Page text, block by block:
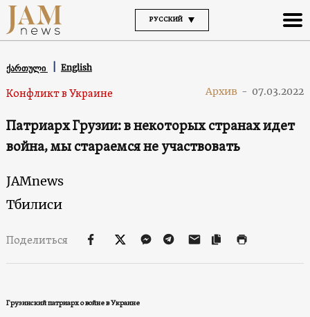
РУССКИЙ
ქართული English
Конфликт в Украине Архив - 07.03.2022
Патриарх Грузии: в некоторых странах идет
война, мы стараемся не участвовать
JAMnews
Тбилиси
Поделиться
Грузинский патриарх о войне в Украине